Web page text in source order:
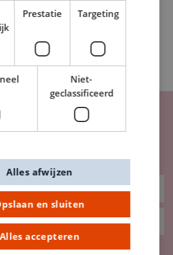
nieuwsbrief
nieuwigheden, inspiratie,
Prestatie Targeting
Niet-
geclassificeerd
en sluiten
Alles accepteren
Alles afwijzen